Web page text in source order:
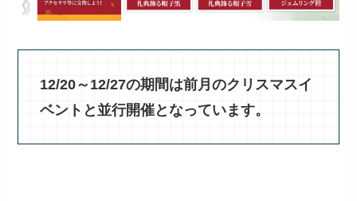
12/20～12/27の期間は前月のクリスマスイ
ベントと並行開催となっています。